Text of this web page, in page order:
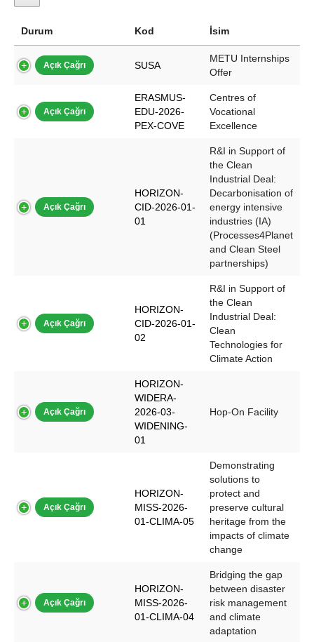
Durum Kod İsim
Açık Çağrı SUSA
METU Internships
Offer
Açık Çağrı
ERASMUS-
EDU-2026-
PEX-COVE
Centres of
Vocational
Excellence
Açık Çağrı
HORIZON-
CID-2026-01-
01
R&I in Support of
the Clean
Industrial Deal:
Decarbonisation of
energy intensive
industries (IA)
(Processes4Planet
and Clean Steel
partnerships)
Açık Çağrı
HORIZON-
CID-2026-01-
02
R&I in Support of
the Clean
Industrial Deal:
Clean
Technologies for
Climate Action
Açık Çağrı
HORIZON-
WIDERA-
2026-03-
WIDENING-
01
Hop-On Facility
Açık Çağrı
HORIZON-
MISS-2026-
01-CLIMA-05
Demonstrating
solutions to
protect and
preserve cultural
heritage from the
impacts of climate
change
Açık Çağrı
HORIZON-
MISS-2026-
01-CLIMA-04
Bridging the gap
between disaster
risk management
and climate
adaptation